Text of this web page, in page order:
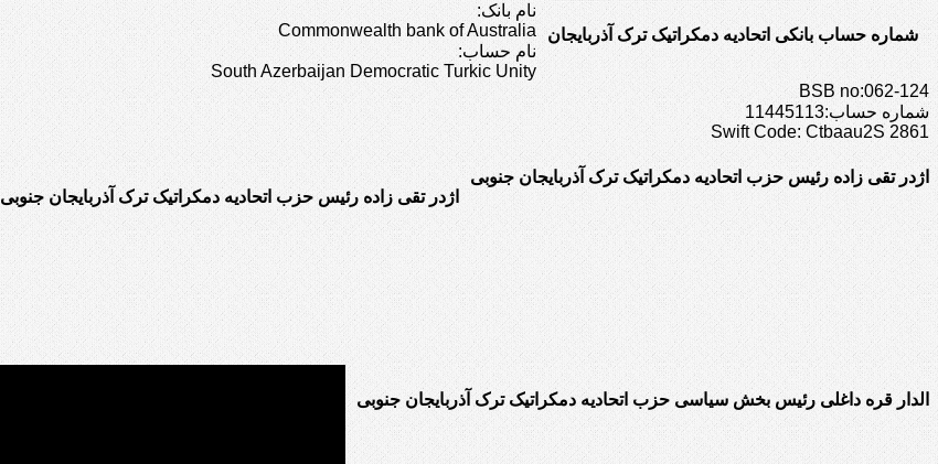
شماره حساب بانکی اتحادیه دمکراتیک ترک آذربایجان
نام بانک:
Commonwealth bank of Australia
نام حساب:
South Azerbaijan Democratic Turkic Unity
BSB no:062-124
شماره حساب:11445113
Swift Code: Ctbaau2S 2861
اژدر تقی زاده رئیس حزب اتحادیه دمکراتیک ترک آذربایجان جنوبی
اژدر تقی زاده رئیس حزب اتحادیه دمکراتیک ترک آذربایجان جنوبی
الدار قره داغلی رئیس بخش سیاسی حزب اتحادیه دمکراتیک ترک آذربایجان جنوبی